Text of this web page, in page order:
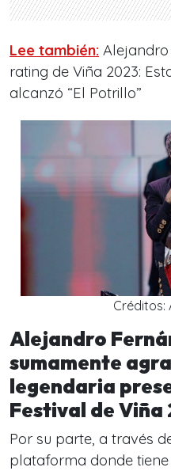
Lee también:
rating de Viña 2023:
alcanzó “El Potrillo”
Créditos:
Alejandro
sumamente
legendaria
Festival de Viña
Por su parte, a través
plataforma donde